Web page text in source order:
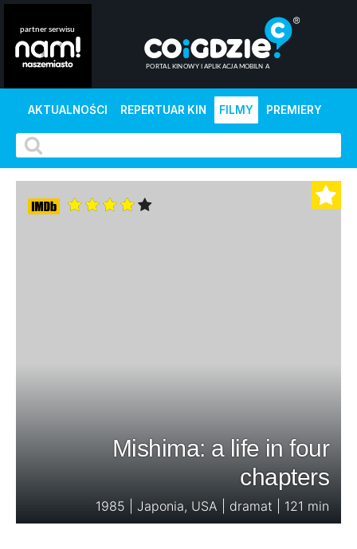
AKTUALNOŚCI REPERTUAR KIN FILMY PREMIERY
Mishima: a life in four
chapters
1985 | Japonia, USA | dramat | 121 min